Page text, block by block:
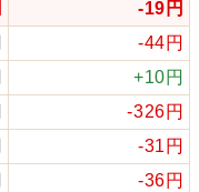
-19円
-44円
+10円
-326円
-31円
-36円